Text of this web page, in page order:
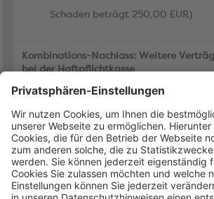
Schaden beträgt 250,00 EUR)
Kombinations-Nachlass: Weitere
bei der Haftpflichtkasse
nein
ja